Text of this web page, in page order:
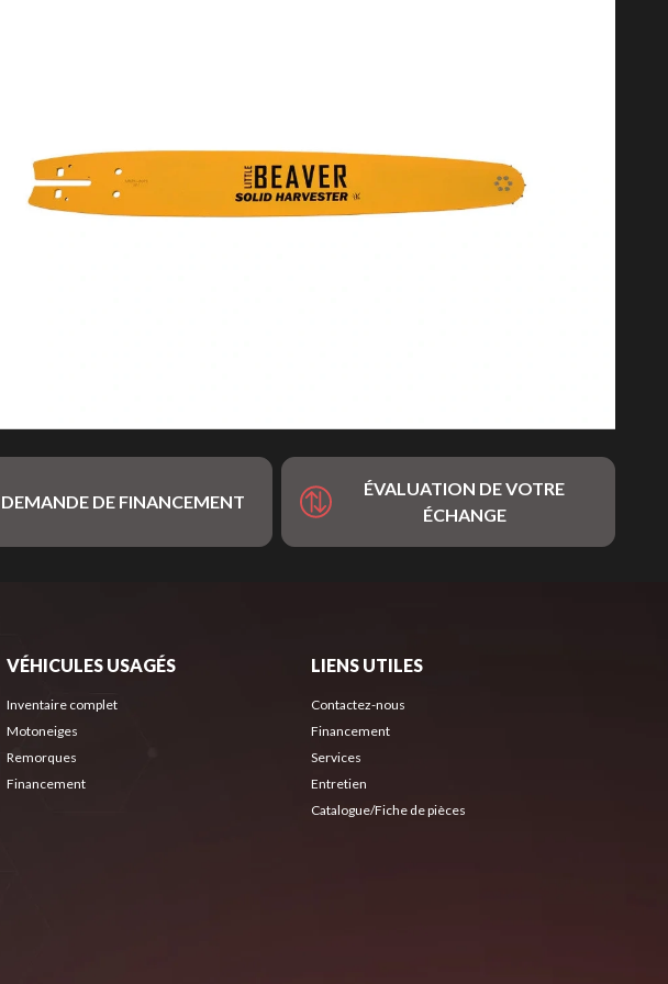
DEMANDE DE FINANCEMENT
ÉVALUATION DE VOTRE
ÉCHANGE
VÉHICULES USAGÉS
Inventaire complet
Motoneiges
Remorques
Financement
LIENS UTILES
Contactez-nous
Financement
Services
Entretien
Catalogue/Fiche de pièces